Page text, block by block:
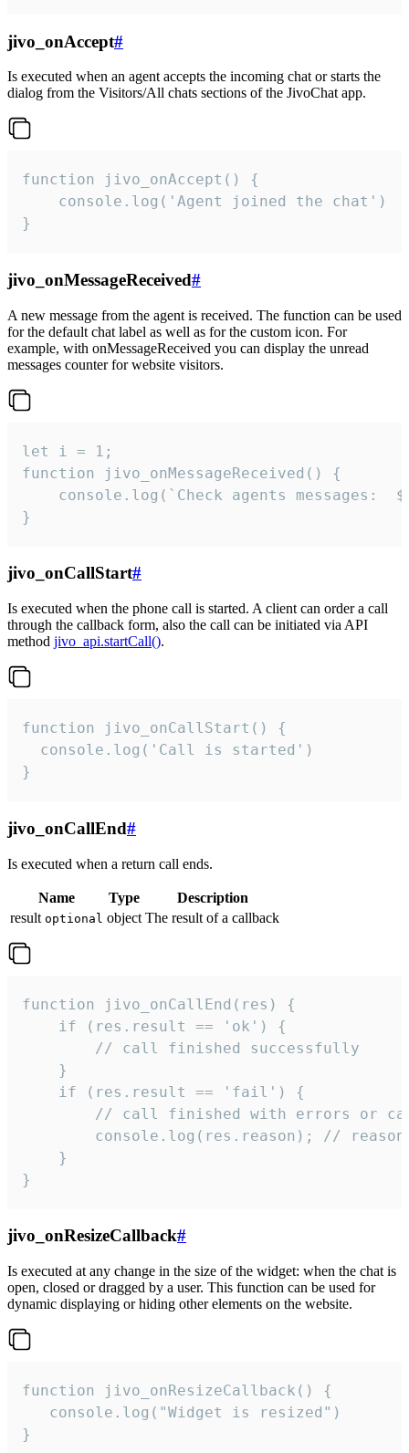
jivo_onAccept#
Is executed when an agent accepts the incoming chat or starts the
dialog from the Visitors/All chats sections of the JivoChat app.
function jivo_onAccept() {
}
jivo_onMessageReceived#
A new message from the agent is received. The function can be used
for the default chat label as well as for the custom icon. For
example, with onMessageReceived you can display the unread
messages counter for website visitors.
let i = 1;
function jivo_onMessageReceived() {
}
jivo_onCallStart#
Is executed when the phone call is started. A client can order a call
through the callback form, also the call can be initiated via API
method jivo_api.startCall().
function jivo_onCallStart() {
  console.log('Call is started')
}
jivo_onCallEnd#
Is executed when a return call ends.
Name Type
Description
result optional object The result of a callback
function jivo_onCallEnd(res) {
    if (res.result == 'ok') {
        // call finished successfully
    }
    if (res.result == 'fail') {
// call finished with errors or
console.log(res.reason); //
    }
}
jivo_onResizeCallback#
Is executed at any change in the size of the widget: when the chat is
open, closed or dragged by a user. This function can be used for
dynamic displaying or hiding other elements on the website.
function jivo_onResizeCallback() {
   console.log("Widget is resized")
}